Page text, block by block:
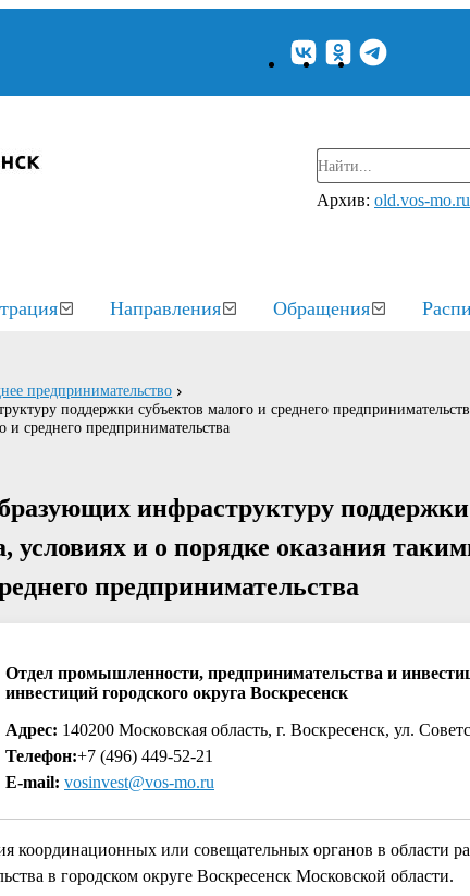
Архив: old.vos-mo.ru
Направления Обращения
предпринимательство
поддержки субъектов малого и среднего
среднего предпринимательства
инфраструктуру поддержки
условиях и о порядке оказания
предпринимательства
Отдел промышленности, предпринимательства и
инвестиций городского округа Воскресенск
Адрес: 140200 Московская область, г. Воскресенск, ул.
Телефон:+7 (496) 449-52-21
E-mail: vosinvest@vos-mo.ru
координационных или совещательных органов в области
в городском округе Воскресенск Московской области.